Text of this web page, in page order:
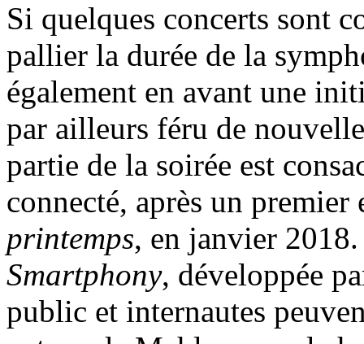
Si quelques concerts sont
pallier la durée de la
également en avant une
par ailleurs féru de
partie de la soirée est
connecté, après un
printemps, en janvier
Smartphony, développée
public et internautes